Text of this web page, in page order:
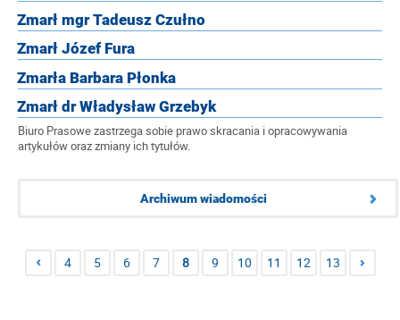
Zmarł mgr Tadeusz Czułno
Zmarł Józef Fura
Zmarła Barbara Płonka
Zmarł dr Władysław Grzebyk
Biuro Prasowe zastrzega sobie prawo skracania i opracowywania
artykułów oraz zmiany ich tytułów.
Archiwum wiadomości
4 5 6 7 8 9 10 11 12 13